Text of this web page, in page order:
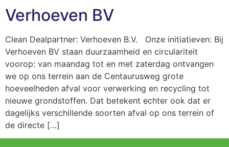
Verhoeven BV
Clean Dealpartner: Verhoeven B.V. Onze initiatieven: Bij
Verhoeven BV staan duurzaamheid en circulariteit
voorop: van maandag tot en met zaterdag ontvangen
we op ons terrein aan de Centaurusweg grote
hoeveelheden afval voor verwerking en recycling tot
nieuwe grondstoffen. Dat betekent echter ook dat er
dagelijks verschillende soorten afval op ons terrein of
de directe […]